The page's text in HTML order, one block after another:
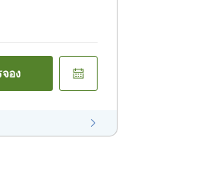
อง